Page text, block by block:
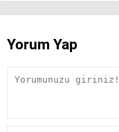
Yorum Yap